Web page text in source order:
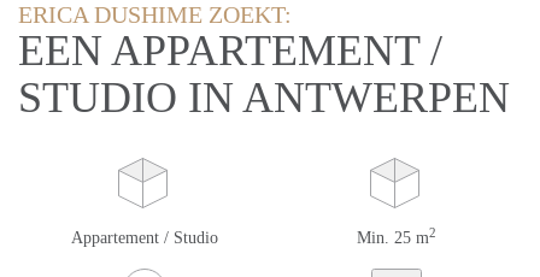
ERICA DUSHIME ZOEKT:
EEN APPARTEMENT /
STUDIO IN ANTWERPEN
Appartement / Studio Min. 25 m2